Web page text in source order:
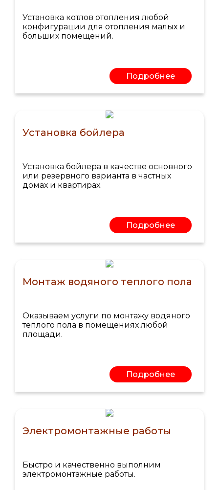
Установка котлов отопления любой
конфигурации для отопления малых и
больших помещений.
Подробнее
Установка бойлера
Установка бойлера в качестве основного
или резервного варианта в частных
домах и квартирах.
Подробнее
Монтаж водяного теплого пола
Оказываем услуги по монтажу водяного
теплого пола в помещениях любой
площади.
Подробнее
Электромонтажные работы
Быстро и качественно выполним
электромонтажные работы.